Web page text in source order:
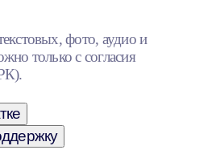
фото, аудио и
только с согласия